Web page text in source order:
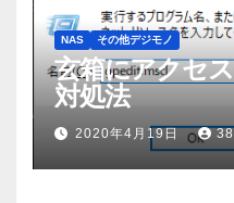
NAS その他デジモノ
玄箱にアクセ
対処法
2020年4月19日